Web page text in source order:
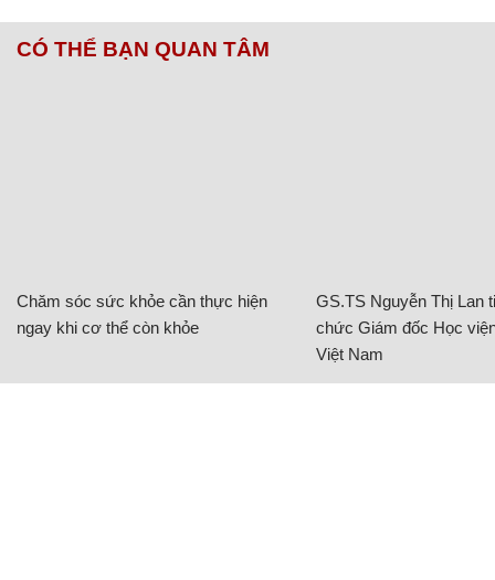
CÓ THỂ BẠN QUAN TÂM
Chăm sóc sức khỏe cần thực hiện
ngay khi cơ thể còn khỏe
GS.TS Nguyễn Thị Lan
chức Giám đốc Học
Việt Nam